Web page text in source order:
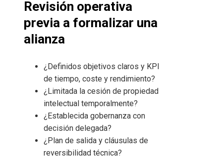
Revisión operativa
previa a formalizar una
alianza
¿Definidos objetivos claros y KPI
de tiempo, coste y rendimiento?
¿Limitada la cesión de propiedad
intelectual temporalmente?
¿Establecida gobernanza con
decisión delegada?
¿Plan de salida y cláusulas de
reversibilidad técnica?